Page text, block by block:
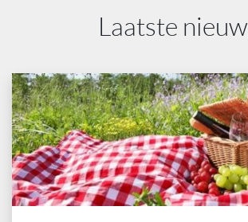
Laatste